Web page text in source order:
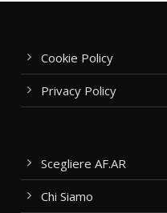
Cookie Policy
Privacy Policy
Scegliere AF.AR
Chi Siamo